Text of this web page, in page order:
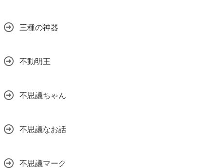
三種の神器
不動明王
不思議ちゃん
不思議なお話
不思議マーク